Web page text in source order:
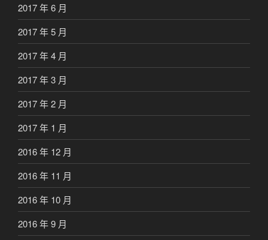
2017 年 6 月
2017 年 5 月
2017 年 4 月
2017 年 3 月
2017 年 2 月
2017 年 1 月
2016 年 12 月
2016 年 11 月
2016 年 10 月
2016 年 9 月